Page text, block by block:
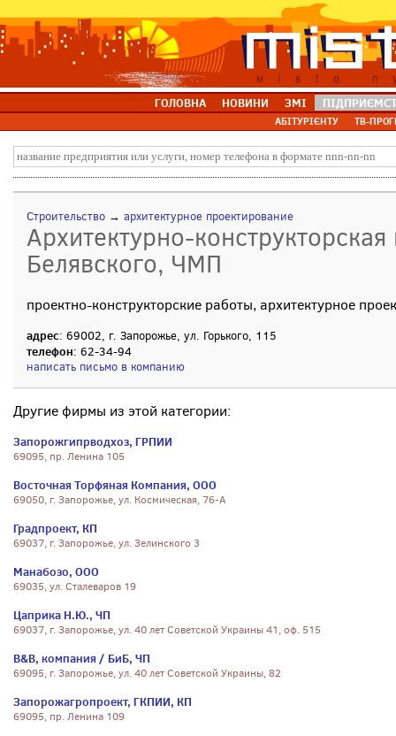
ГОЛОВНА НОВИНИ ЗМІ
АБІТУРІЄНТУ ТВ-
Строительство → архитектурное проектирование
Архитектурно-конструкторская
Белявского, ЧМП
проектно-конструкторские работы, архитектурное
адрес: 69002, г. Запорожье, ул. Горького, 115
телефон: 62-34-94
написать письмо в компанию
Другие фирмы из этой категории:
Запорожгипрводхоз, ГРПИИ
69095, пр. Ленина 105
Восточная Торфяная Компания, ООО
69050, г. Запорожье, ул. Космическая, 76-А
Градпроект, КП
69037, г. Запорожье, ул. Зелинского 3
Манабозо, ООО
69035, ул. Сталеваров 19
Цаприка Н.Ю., ЧП
69037, г. Запорожье, ул. 40 лет Советской Украины 41, оф. 515
B&B, компания / БиБ, ЧП
69095, г. Запорожье, ул. 40 лет Советской Украины, 82
Запорожагропроект, ГКПИИ, КП
69095, пр. Ленина 109